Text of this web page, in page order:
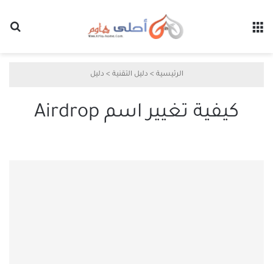
الرئيسية > دليل التقنية > دليل
كيفية تغيير اسم Airdrop